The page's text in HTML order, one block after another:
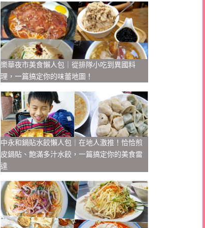
樂華夜市美食懶人包｜從排隊小吃到異國料
理，一篇搞定你的味蕾地圖！
中永和鍋貼水餃懶人包｜在地人激推！恰恰煎
皮鍋貼、飽滿多汁水餃，一篇搞定你的美食雷
達